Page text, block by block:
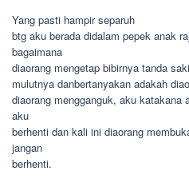
Yang pasti hampir separuh
btg aku berada didalam pepek anak
bagaimana
diaorang mengetap bibirnya tanda
mulutnya danbertanyakan adakah
diaorang mengganguk, aku katakana
aku
berhenti dan kali ini diaorang
jangan
berhenti.